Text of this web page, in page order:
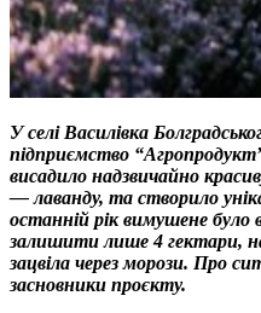
У селі Василівка
підприємство
висадило надзвичайно
— лаванду, та створило
останній рік вимушене
залишити лише 4 гектари,
зацвіла через морози. Про
засновники проєкту.